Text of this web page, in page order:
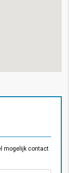
mogelijk contact